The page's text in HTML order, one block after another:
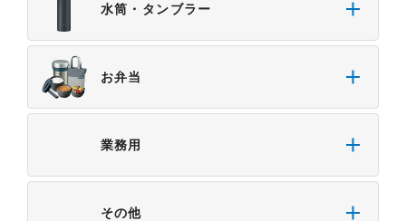
って生じる一切の損害。
水筒・タンブラー
お弁当
業務用
その他